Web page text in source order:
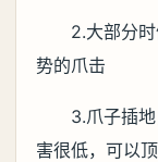
2.大部分
势的爪击
3.爪子插
害很低，可以